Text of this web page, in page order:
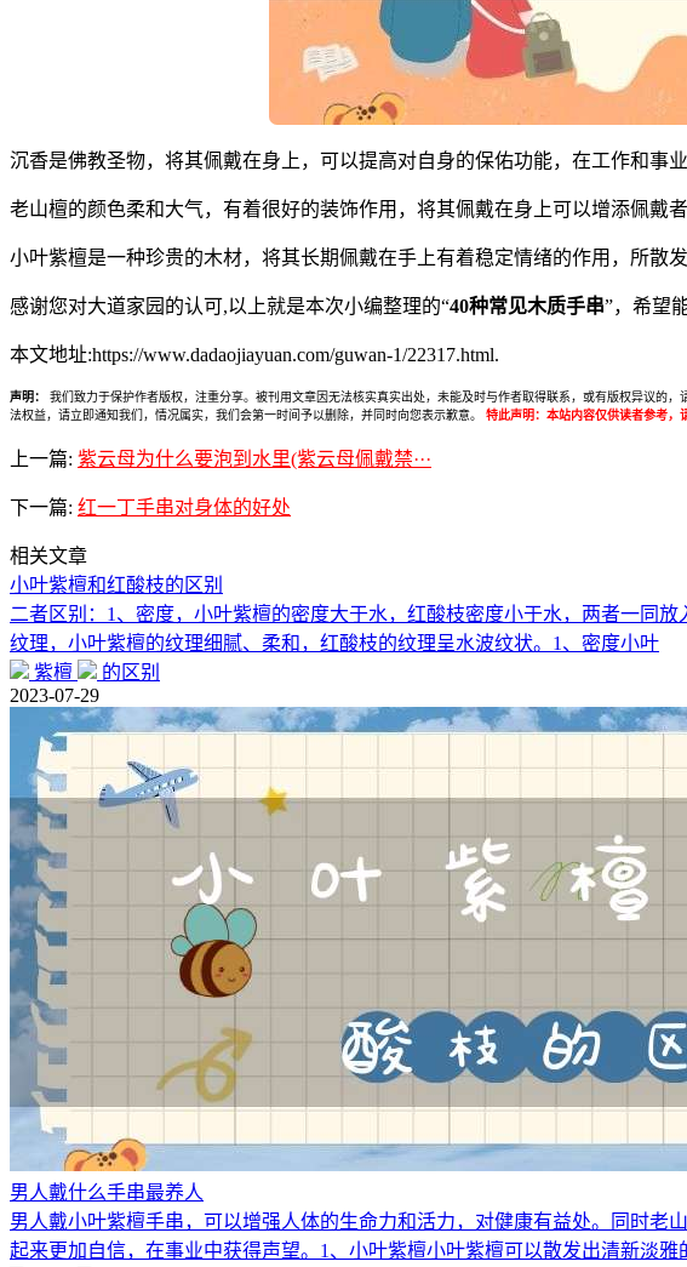
沉香是佛教圣物，将其佩戴在身上，可以提高对自身的保佑功能，在工作和事
老山檀的颜色柔和大气，有着很好的装饰作用，将其佩戴在身上可以增添佩戴
小叶紫檀是一种珍贵的木材，将其长期佩戴在手上有着稳定情绪的作用，所散
感谢您对大道家园的认可,以上就是本次小编整理的“40种常见木质手串”，希望
本文地址:https://www.dadaojiayuan.com/guwan-1/22317.html.
声明：
我们致力于保护作者版权，注重分享。被刊用文章因无法核实真实出处，未能及时与作者取得联系，或有版权异议的
法权益，请立即通知我们，情况属实，我们会第一时间予以删除，并同时向您表示歉意。
特此声明：本站内容仅供读者参考，
上一篇: 紫云母为什么要泡到水里(紫云母佩戴禁···
下一篇: 红一丁手串对身体的好处
相关文章
小叶紫檀和红酸枝的区别
二者区别：1、密度，小叶紫檀的密度大于水，红酸枝密度小于水，两者一同
纹理，小叶紫檀的纹理细腻、柔和，红酸枝的纹理呈水波纹状。1、密度小叶
紫檀
的区别
2023-07-29
男人戴什么手串最养人
男人戴小叶紫檀手串，可以增强人体的生命力和活力，对健康有益处。同时
起来更加自信，在事业中获得声望。1、小叶紫檀小叶紫檀可以散发出清新淡雅